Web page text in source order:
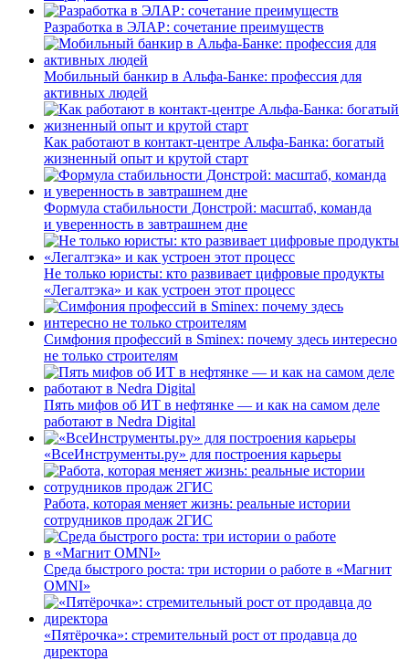
Разработка в ЭЛАР: сочетание преимуществ
Мобильный банкир в Альфа-Банке: профессия для
активных людей
Как работают в контакт-центре Альфа-Банка: богатый
жизненный опыт и крутой старт
Формула стабильности Донстрой: масштаб, команда
и уверенность в завтрашнем дне
Не только юристы: кто развивает цифровые продукты
«Легалтэка» и как устроен этот процесс
Симфония профессий в Sminex: почему здесь интересно
не только строителям
Пять мифов об ИТ в нефтянке — и как на самом деле
работают в Nedra Digital
«ВсеИнструменты.ру» для построения карьеры
Работа, которая меняет жизнь: реальные истории
сотрудников продаж 2ГИС
Среда быстрого роста: три истории о работе в «Магнит
OMNI»
«Пятёрочка»: стремительный рост от продавца до
директора